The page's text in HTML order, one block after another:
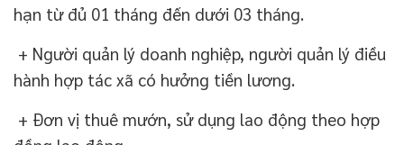
hạn từ đủ 01 tháng đến dưới 03 tháng.
+ Người quản lý doanh nghiệp, người quản lý điều
hành hợp tác xã có hưởng tiền lương.
+ Đơn vị thuê mướn, sử dụng lao động theo hợp